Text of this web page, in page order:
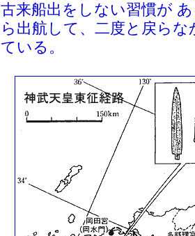
古来船出をしない習慣が
ら出航して、二度と戻ら
ている。